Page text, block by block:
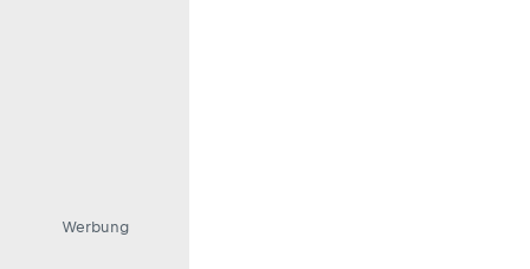
Werbung